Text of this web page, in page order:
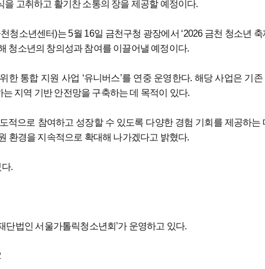
고취하고 활기찬 소통의 장을 제공할 예정이다.
청소년센터)는 5월 16일 금천구청 광장에서 ‘2026 금천 청소년 축
청소년의 창의성과 참여를 이끌어낼 예정이다.
한 통합 지원 사업 ‘유니버스’를 연중 운영한다. 해당 사업은 기
지역 기반 안전망을 구축하는 데 목적이 있다.
적으로 참여하고 성장할 수 있도록 다양한 경험 기회를 제공하는
환경을 지속적으로 확대해 나가겠다고 밝혔다.
.
법인 서울가톨릭청소년회’가 운영하고 있다.